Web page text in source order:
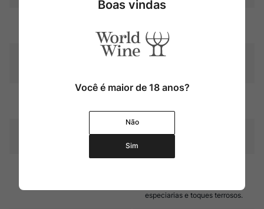
violáceo
Graduação Alcóoli
Temperatura 15ºC – 17ºC
especiarias e toques terrosos.
Boas vindas
Você é maior de 18 anos?
Não
Sim